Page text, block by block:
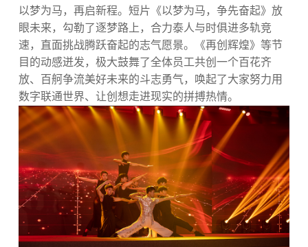
以梦为马，再启新程。短片《以梦为马，争先奋起》放
眼未来，勾勒了逐梦路上，合力泰人与时俱进多轨竞
速，直面挑战腾跃奋起的志气愿景。《再创辉煌》等节
目的动感迸发，极大鼓舞了全体员工共创一个百花齐
放、百舸争流美好未来的斗志勇气，唤起了大家努力用
数字联通世界、让创想走进现实的拼搏热情。